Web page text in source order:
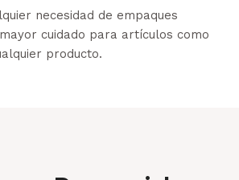
necesidad de empaques
cuidado para artículos como
producto.